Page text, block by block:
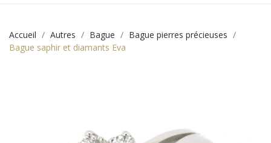
Accueil Autres Bague
Bague pierres précieuses
Bague saphir et diamants Eva